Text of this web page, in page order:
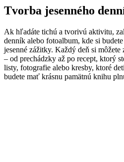
Tvorba jesenného
Ak hľadáte tichú a tvorivú aktivitu,
denník alebo fotoalbum, kde si
jesenné zážitky. Každý deň si
– od prechádzky až po recept, ktorý
listy, fotografie alebo kresby, ktoré
budete mať krásnu pamätnú knihu